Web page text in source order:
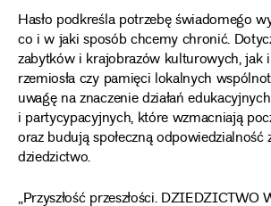
Hasło podkreśla potrzebę świadomego
co i w jaki sposób chcemy chronić.
zabytków i krajobrazów kulturowych, jak
rzemiosła czy pamięci lokalnych
uwagę na znaczenie działań edukacyjnych
i partycypacyjnych, które wzmacniają
oraz budują społeczną odpowiedzialność
dziedzictwo.
„Przyszłość przeszłości. DZIEDZICTWO